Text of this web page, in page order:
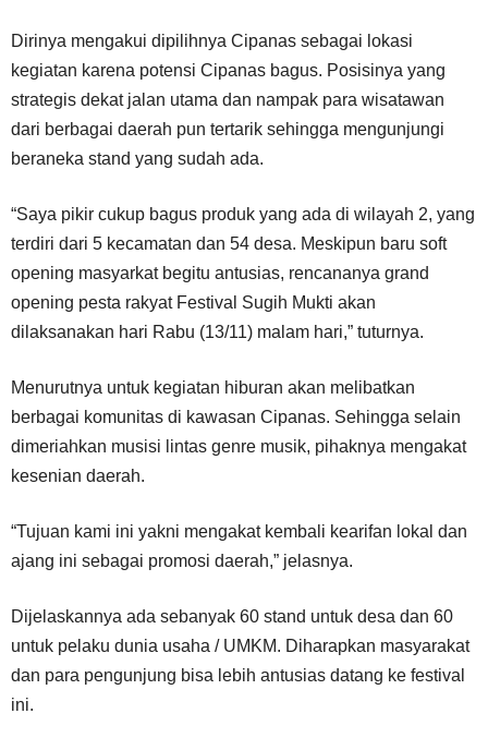
Dirinya mengakui dipilihnya Cipanas sebagai lokasi
kegiatan karena potensi Cipanas bagus. Posisinya yang
strategis dekat jalan utama dan nampak para wisatawan
dari berbagai daerah pun tertarik sehingga mengunjungi
beraneka stand yang sudah ada.
“Saya pikir cukup bagus produk yang ada di wilayah 2, yang
terdiri dari 5 kecamatan dan 54 desa. Meskipun baru soft
opening masyarkat begitu antusias, rencananya grand
opening pesta rakyat Festival Sugih Mukti akan
dilaksanakan hari Rabu (13/11) malam hari,” tuturnya.
Menurutnya untuk kegiatan hiburan akan melibatkan
berbagai komunitas di kawasan Cipanas. Sehingga selain
dimeriahkan musisi lintas genre musik, pihaknya mengakat
kesenian daerah.
“Tujuan kami ini yakni mengakat kembali kearifan lokal dan
ajang ini sebagai promosi daerah,” jelasnya.
Dijelaskannya ada sebanyak 60 stand untuk desa dan 60
untuk pelaku dunia usaha / UMKM. Diharapkan masyarakat
dan para pengunjung bisa lebih antusias datang ke festival
ini.